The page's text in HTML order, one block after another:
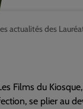
actualités des
Films du
se plier au